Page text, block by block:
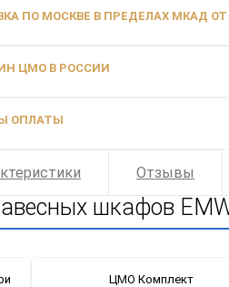
ПО МОСКВЕ В ПРЕДЕЛАХ МКАД ОТ
ЦМО В РОССИИ
ОПЛАТЫ
Отзывы
шкафов
ЦМО Комплект